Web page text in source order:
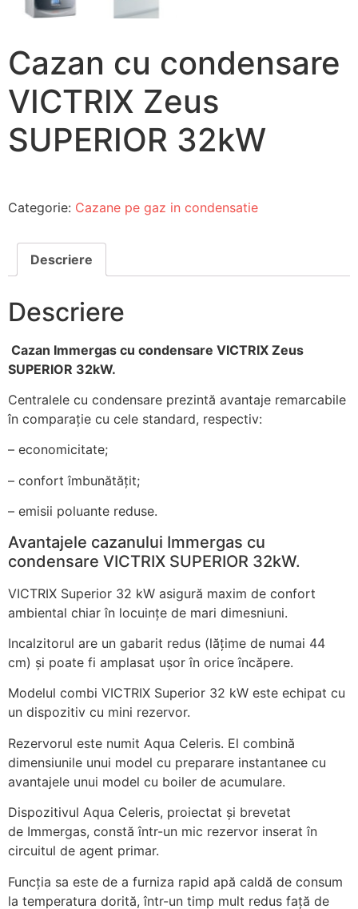
Cazan cu condensare
VICTRIX Zeus
SUPERIOR 32kW
Categorie: Cazane pe gaz in condensatie
Descriere
Descriere
Cazan Immergas cu condensare VICTRIX Zeus
SUPERIOR 32kW.
Centralele cu condensare prezintă avantaje remarcabile
în comparație cu cele standard, respectiv:
– economicitate;
– confort îmbunătățit;
– emisii poluante reduse.
Avantajele cazanului Immergas cu
condensare VICTRIX SUPERIOR 32kW.
VICTRIX Superior 32 kW asigură maxim de confort
ambiental chiar în locuințe de mari dimesniuni.
Incalzitorul are un gabarit redus (lățime de numai 44
cm) și poate fi amplasat ușor în orice încăpere.
Modelul combi VICTRIX Superior 32 kW este echipat cu
un dispozitiv cu mini rezervor.
Rezervorul este numit Aqua Celeris. El combină
dimensiunile unui model cu preparare instantanee cu
avantajele unui model cu boiler de acumulare.
Dispozitivul Aqua Celeris, proiectat și brevetat
de Immergas, constă într-un mic rezervor inserat în
circuitul de agent primar.
Funcția sa este de a furniza rapid apă caldă de consum
la temperatura dorită, într-un timp mult redus față de